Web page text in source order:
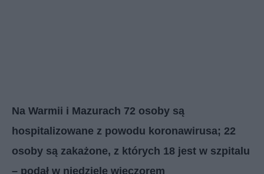
Na Warmii i Mazurach 72 osoby są
hospitalizowane z powodu koronawirusa; 22
osoby są zakażone, z których 18 jest w szpitalu
– podał w niedzielę wieczorem